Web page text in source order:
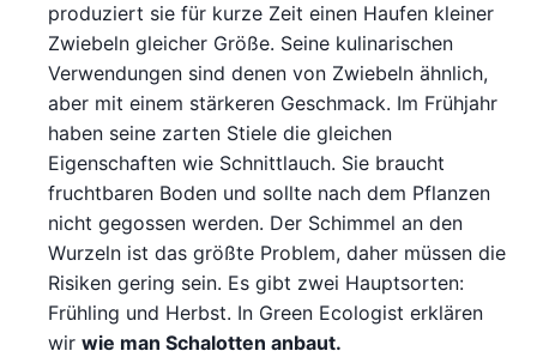
produziert sie für kurze Zeit einen Haufen kleiner
Zwiebeln gleicher Größe. Seine kulinarischen
Verwendungen sind denen von Zwiebeln ähnlich,
aber mit einem stärkeren Geschmack. Im Frühjahr
haben seine zarten Stiele die gleichen
Eigenschaften wie Schnittlauch. Sie braucht
fruchtbaren Boden und sollte nach dem Pflanzen
nicht gegossen werden. Der Schimmel an den
Wurzeln ist das größte Problem, daher müssen die
Risiken gering sein. Es gibt zwei Hauptsorten:
Frühling und Herbst. In Green Ecologist erklären
wir wie man Schalotten anbaut.